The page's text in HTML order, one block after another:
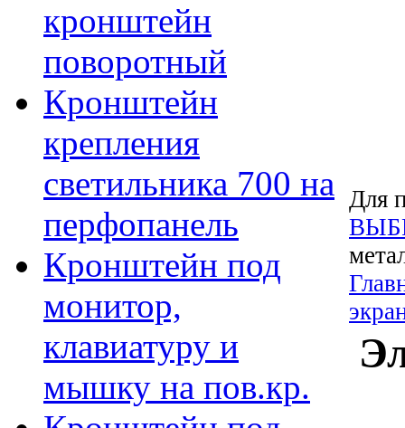
кронштейн
поворотный
Кронштейн
крепления
светильника 700 на
перфопанель
Кронштейн под
монитор,
клавиатуру и
мышку на пов.кр.
Для